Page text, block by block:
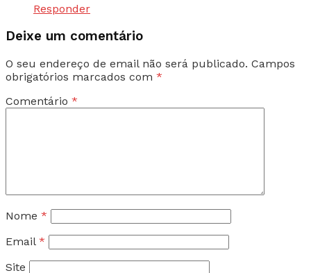
Responder
Deixe um comentário
O seu endereço de email não será publicado. Campos
obrigatórios marcados com *
Comentário *
Nome *
Email *
Site